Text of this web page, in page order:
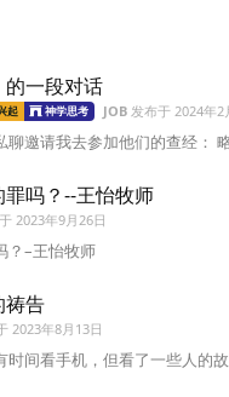
一段对话
起 神学思考 JOB 发布于 2024年2
邀请我去参加他们的查经：
吗？--王怡牧师
2023年9月26日
？–王怡牧师
祷告
2023年8月13日
时间看手机，但看了一些人的